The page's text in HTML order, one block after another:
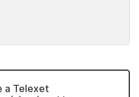
a Telexet